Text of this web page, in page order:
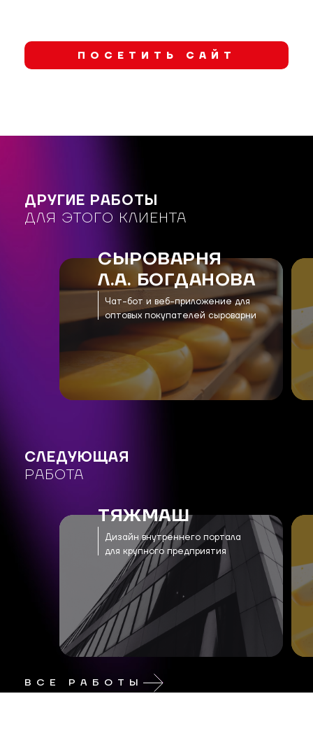
ПОСЕТИТЬ САЙТ
ДРУГИЕ РАБОТЫ
ДЛЯ ЭТОГО КЛИЕНТА
СЫРОВАРНЯ
Л.А. БОГДАНОВА
Чат-бот и веб-приложение для
оптовых покупателей сыроварни
СЛЕДУЮЩАЯ
РАБОТА
ТЯЖМАШ
Дизайн внутреннего портала
для крупного предприятия
ВСЕ РАБОТЫ